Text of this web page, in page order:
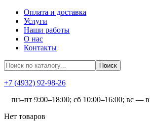
Оплата и доставка
Услуги
Наши работы
О нас
Контакты
+7 (4932) 92-98-26
пн–пт 9:00–18:00; сб 10:00–16:00; вс —
Нет товаров